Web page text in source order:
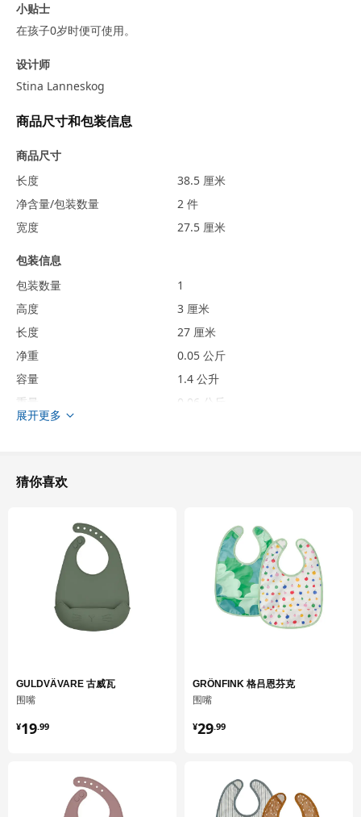
小贴士
在孩子0岁时便可使用。
设计师
Stina Lanneskog
商品尺寸和包装信息
商品尺寸
长度
38.5 厘米
净含量/包装数量
2 件
宽度
27.5 厘米
包装信息
包装数量
1
高度
3 厘米
长度
27 厘米
净重
0.05 公斤
容量
1.4 公升
重量
0.06 公斤
宽度
保养说明
最大缩水幅度6%。
可机洗，水温不超过60°C，应选标准洗涤程序。
滚筒低温烘干，温度不超过60°C。
清洗前先闭合好尼龙胶带。
环境和材料
面料:
100%棉
展开更多
猜你喜欢
GULDVÄVARE 古威瓦
围嘴
¥19.99
¥ 19.99
GRÖNFINK 格吕恩芬克
围嘴
¥29.99
¥ 29.99